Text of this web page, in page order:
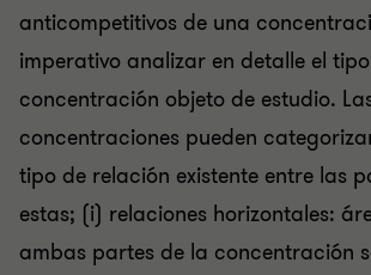
anticompetitivos de una
imperativo analizar en detalle el
concentración objeto de estudio.
concentraciones pueden
tipo de relación existente entre las
estas; (i) relaciones horizontales:
ambas partes de la concentración